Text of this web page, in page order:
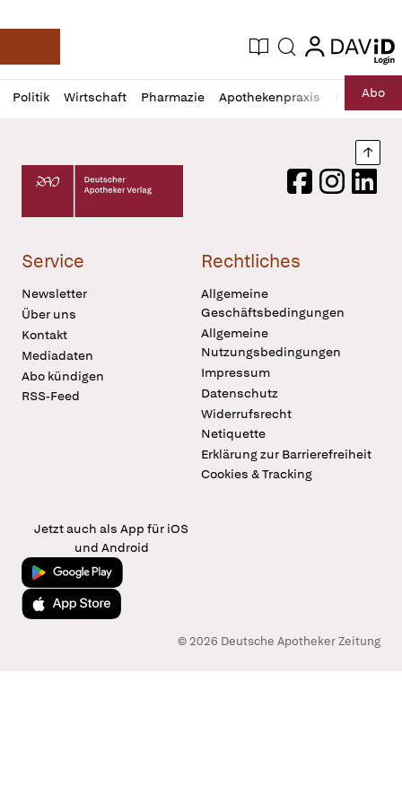
Deutsche Apotheker Zeitung
Aktuelle Ausgabe
Suche login
login
Politik Wirtschaft Pharmazie Apothekenpraxis RechtAbo
Profil
öffnen
Daz
Pur
Deutscher Apotheker Verlag Logo
FacebookInstagram
Service
Newsletter
Über uns
Kontakt
Mediadaten
Abo kündigen
RSS-Feed
Rechtliches
Allgemeine
Geschäftsbedingungen
Allgemeine
Nutzungsbedingungen
Impressum
Datenschutz
Widerrufsrecht
Netiquette
Erklärung zur Barrierefreiheit
Cookies & Tracking
Jetzt auch als App für iOS
und Android
Jetzt bei Google Play
Laden im App Store
© 2026 Deutsche Apotheker Zeitung